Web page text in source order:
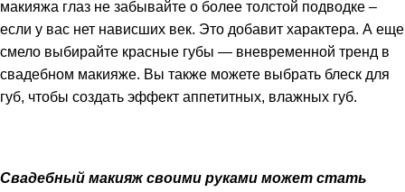
макияжа глаз не забывайте о более толстой подводке –
если у вас нет нависших век. Это добавит характера. А еще
смело выбирайте красные губы — вневременной тренд в
свадебном макияже. Вы также можете выбрать блеск для
губ, чтобы создать эффект аппетитных, влажных губ.
Свадебный макияж своими руками может стать